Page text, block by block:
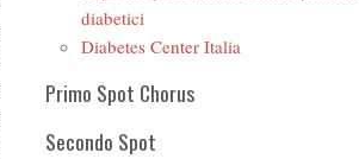
diabetici
Diabetes Center Italia
Primo Spot Chorus
Secondo Spot